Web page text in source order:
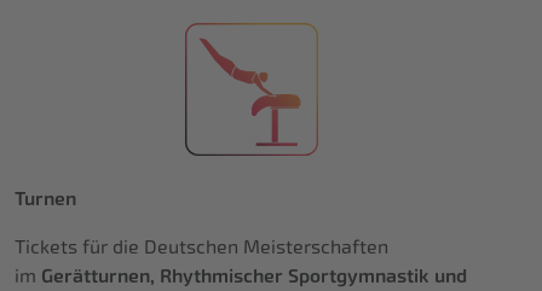
Turnen
Tickets für die Deutschen Meisterschaften
im Gerätturnen, Rhythmischer Sportgymnastik und